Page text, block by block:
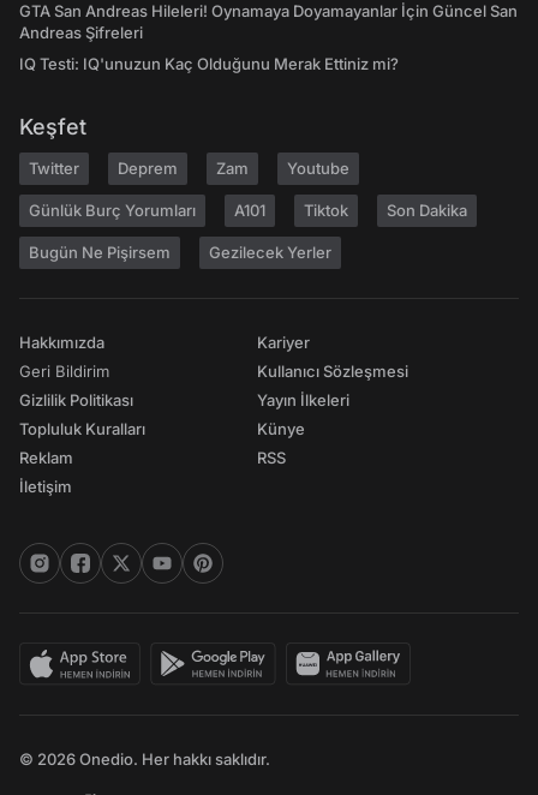
GTA San Andreas Hileleri! Oynamaya Doyamayanlar İçin Güncel San
Andreas Şifreleri
IQ Testi: IQ'unuzun Kaç Olduğunu Merak Ettiniz mi?
Keşfet
Twitter Deprem Zam Youtube
Günlük Burç Yorumları A101 Tiktok Son Dakika
Bugün Ne Pişirsem Gezilecek Yerler
Hakkımızda
Geri Bildirim
Gizlilik Politikası
Topluluk Kuralları
Reklam
İletişim
Kariyer
Kullanıcı Sözleşmesi
Yayın İlkeleri
Künye
RSS
© 2026 Onedio. Her hakkı saklıdır.